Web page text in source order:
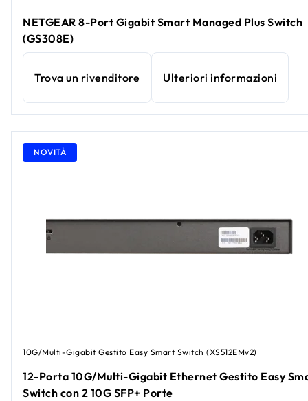
NETGEAR 8-Port Gigabit Smart Managed Plus Switch
(GS308E)
Trova un rivenditore Ulteriori informazioni
NOVITÀ
10G/Multi-Gigabit Gestito Easy Smart Switch (XS512EMv2)
12-Porta 10G/Multi-Gigabit Ethernet Gestito Easy
Switch con 2 10G SFP+ Porte